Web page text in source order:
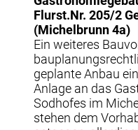
Flurst.Nr. 205/2
(Michelbrunn 4a)
Ein weiteres
geplante Anbau
Anlage an das
Sodhofes im
stehen dem